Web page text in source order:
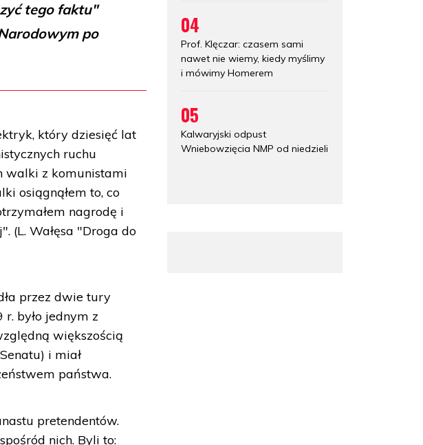
tego faktu"
po
który dziesięć lat
ruchu
walki z komunistami
osiągnąłem to, co
nagrodę i
(L. Wałęsa "Droga do
przez dwie tury
było jednym z
większością
i miał
państwa.
pretendentów.
nich. Byli to:
04
Prof. Klęczar: czasem sami
nawet nie wiemy, kiedy myślimy
i mówimy Homerem
05
Kalwaryjski odpust
Wniebowzięcia NMP od niedzieli